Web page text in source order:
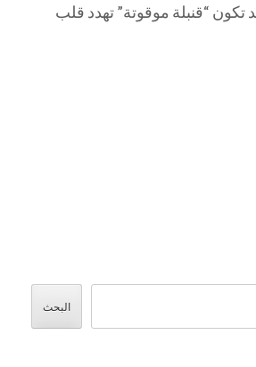
تكون “قنبلة موقوتة” تهدد قلب
البحث